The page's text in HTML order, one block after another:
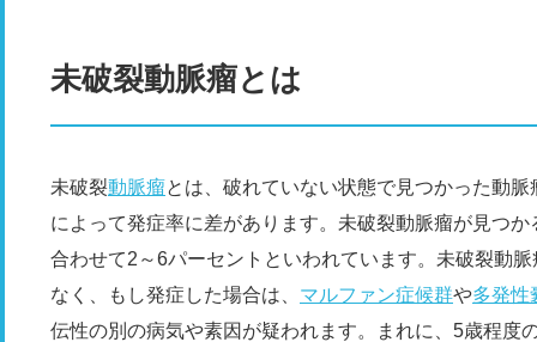
未破裂動脈瘤とは
未破裂動脈瘤とは、破れていない状態で見つかった動
によって発症率に差があります。未破裂動脈瘤が見つ
合わせて2～6パーセントといわれています。未破裂動
なく、もし発症した場合は、 マルファン症候群や多発性
伝性の別の病気や素因が疑われます。まれに、5歳程度